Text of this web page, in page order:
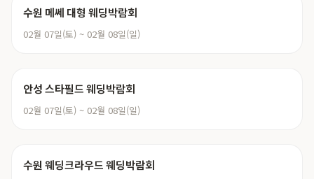
수원 메쎄 대형 웨딩박람회
02월 07일(토) ~ 02월 08일(일)
안성 스타필드 웨딩박람회
02월 07일(토) ~ 02월 08일(일)
수원 웨딩크라우드 웨딩박람회